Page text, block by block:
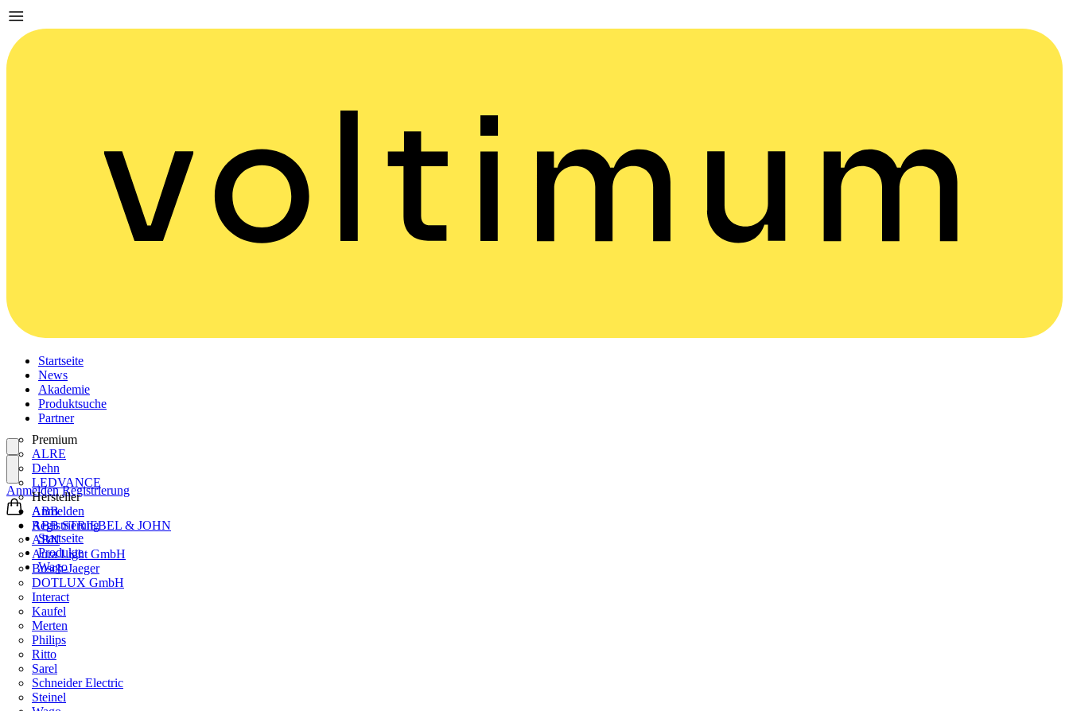
Startseite
News
Akademie
Produktsuche
Partner
Premium
ALRE
Dehn
LEDVANCE
Hersteller
ABB
ABB STRIEBEL & JOHN
ABN
Aura Light GmbH
Busch-Jaeger
DOTLUX GmbH
Interact
Kaufel
Merten
Philips
Ritto
Sarel
Schneider Electric
Steinel
Anmelden
Registrierung
Anmelden Registrierung
Startseite
Produkte
Wago